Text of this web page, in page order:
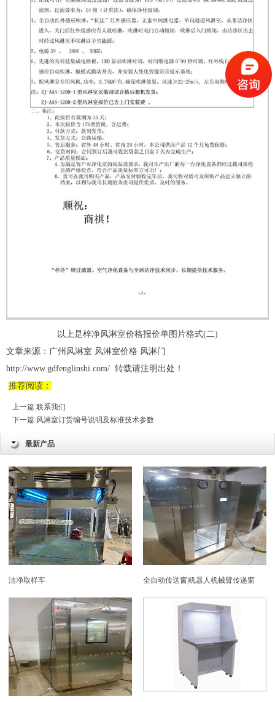
以上是梓净风淋室价格报价单图片格式(二)
文章来源：广州风淋室 风淋室价格 风淋门
http://www.gdfenglinshi.com/ 转载请注明出处！
推荐阅读：
上一篇:联系我们
下一篇:风淋室订货编号说明及标准技术参数
最新产品
洁净取样车 全自动传送窗|机器人机械臂传递窗